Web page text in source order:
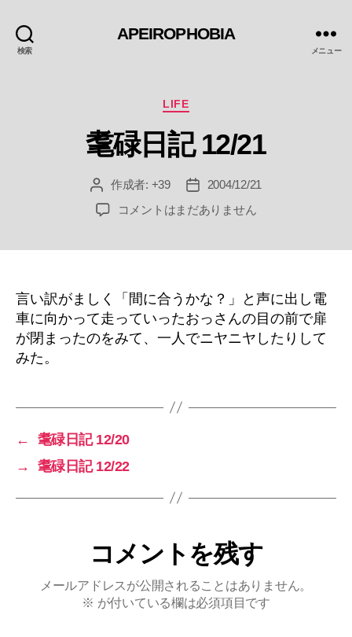
検索
APEIROPHOBIA
メニュー
カ
ゴ
リ
LIFE
耄碌日記 12/21
投
稿
者
作成者: +39
投
稿
日
2004/12/21
耄
へ
コメントはまだありません
言い訳がましく「間に合うかな？」と声に出し電
車に向かって走っていったおっさんの目の前で扉
が閉まったのをみて、一人でニヤニヤしたりして
みた。
←
耄碌日記 12/20
→
耄碌日記 12/22
コメントを残す
メールアドレスが公開されることはありません。
※ が付いている欄は必須項目です